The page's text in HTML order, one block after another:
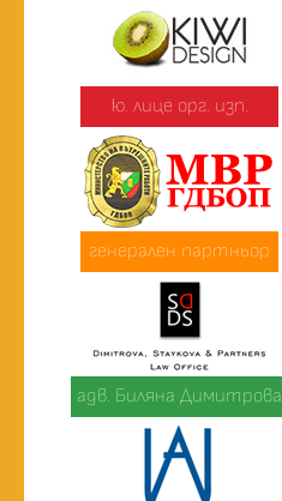
ю. лице орг. изп.
генерален партньор
адв. Биляна Димитрова